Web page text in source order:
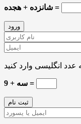
شانزده + هجده =
9 + سه =